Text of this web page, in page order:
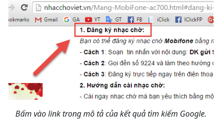
Bấm vào link trong mô tả của kết quả tìm kiếm Google.